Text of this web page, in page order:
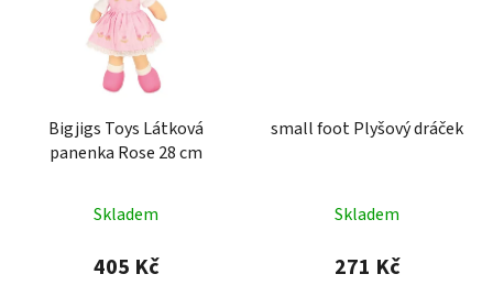
Bigjigs Toys Látková
panenka Rose 28 cm
Skladem
405 Kč
small foot Plyšový dráček
Skladem
271 Kč